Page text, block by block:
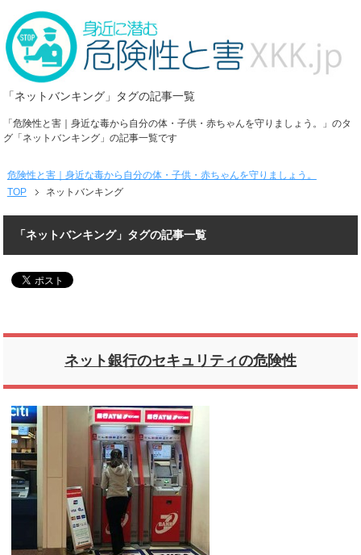
「ネットバンキング」タグの記事一覧
「危険性と害｜身近な毒から自分の体・子供・赤ちゃんを守りましょう。」のタ
グ「ネットバンキング」の記事一覧です
危険性と害｜身近な毒から自分の体・子供・赤ちゃんを守りましょう。
TOP
ネットバンキング
「ネットバンキング」タグの記事一覧
ネット銀行のセキュリティの危険性